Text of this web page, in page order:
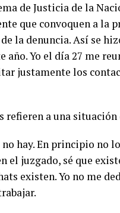
de Justicia de la
que convoquen a la
la denuncia. Así se
año. Yo el día 27 me
justamente los
refieren a una
hay. En principio no
el juzgado, sé que
existen. Yo no me